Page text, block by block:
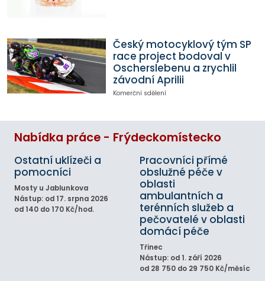
Český motocyklový tým SP
race project bodoval v
Oscherslebenu a zrychlil
závodní Aprilii
Komerční sdělení
Nabídka práce - Frýdeckomístecko
Ostatní uklízeči a
pomocníci
Mosty u Jablunkova
Nástup: od 17. srpna 2026
od 140 do 170 Kč/hod.
Pracovníci přímé
obslužné péče v
oblasti
ambulantních a
terénních služeb a
pečovatelé v oblasti
domácí péče
Třinec
Nástup: od 1. září 2026
od 28 750 do 29 750 Kč/měsíc